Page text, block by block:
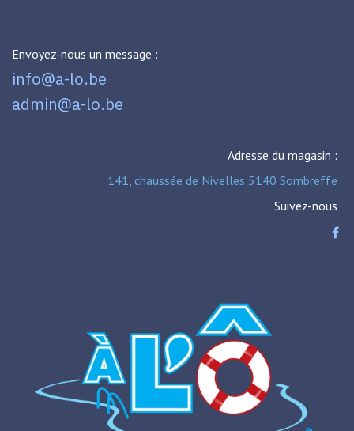
Envoyez-nous un message :
info@a-lo.be
admin@a-lo.be
Adresse du magasin :
141, chaussée de Nivelles 5140 Sombreffe
Suivez-nous